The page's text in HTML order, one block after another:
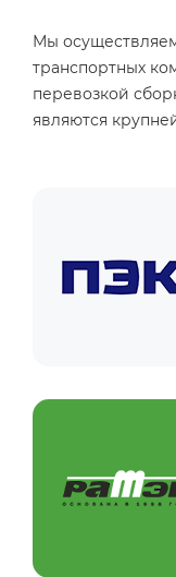
Мы
транспортных
перевозкой
являются